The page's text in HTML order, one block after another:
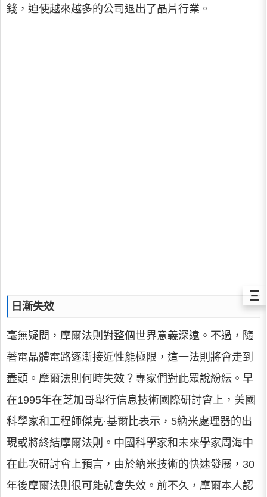
錢，迫使越來越多的公司退出了晶片行業。
日漸失效
毫無疑問，摩爾法則對整個世界意義深遠。不過，隨
著電晶體電路逐漸接近性能極限，這一法則將會走到
盡頭。摩爾法則何時失效？專家們對此眾說紛紜。早
在1995年在芝加哥舉行信息技術國際研討會上，美國
科學家和工程師傑克·基爾比表示，5納米處理器的出
現或將終結摩爾法則。中國科學家和未來學家周海中
在此次研討會上預言，由於納米技術的快速發展，30
年後摩爾法則很可能就會失效。前不久，摩爾本人認
Ξ